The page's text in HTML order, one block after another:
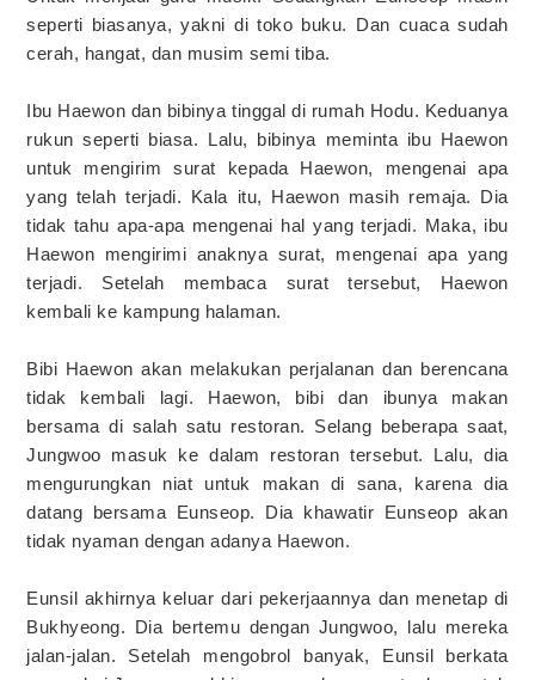
seperti biasanya, yakni di toko buku. Dan cuaca sudah
cerah, hangat, dan musim semi tiba.
Ibu Haewon dan bibinya tinggal di rumah Hodu. Keduanya
rukun seperti biasa. Lalu, bibinya meminta ibu Haewon
untuk mengirim surat kepada Haewon, mengenai apa
yang telah terjadi. Kala itu, Haewon masih remaja. Dia
tidak tahu apa-apa mengenai hal yang terjadi. Maka, ibu
Haewon mengirimi anaknya surat, mengenai apa yang
terjadi. Setelah membaca surat tersebut, Haewon
kembali ke kampung halaman.
Bibi Haewon akan melakukan perjalanan dan berencana
tidak kembali lagi. Haewon, bibi dan ibunya makan
bersama di salah satu restoran. Selang beberapa saat,
Jungwoo masuk ke dalam restoran tersebut. Lalu, dia
mengurungkan niat untuk makan di sana, karena dia
datang bersama Eunseop. Dia khawatir Eunseop akan
tidak nyaman dengan adanya Haewon.
Eunsil akhirnya keluar dari pekerjaannya dan menetap di
Bukhyeong. Dia bertemu dengan Jungwoo, lalu mereka
jalan-jalan. Setelah mengobrol banyak, Eunsil berkata